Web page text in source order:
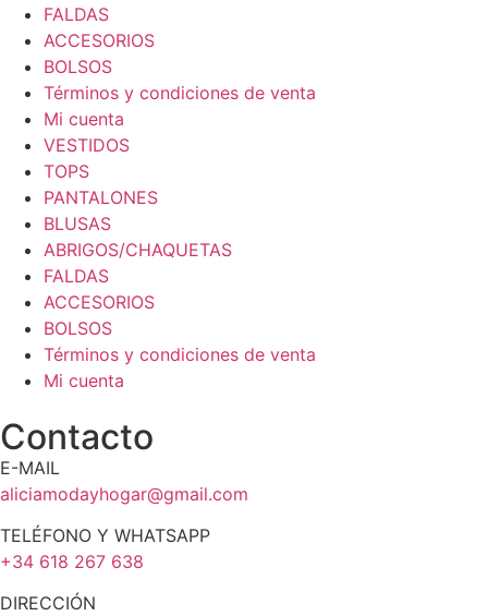
FALDAS
ACCESORIOS
BOLSOS
Términos y condiciones de venta
Mi cuenta
VESTIDOS
TOPS
PANTALONES
BLUSAS
ABRIGOS/CHAQUETAS
FALDAS
ACCESORIOS
BOLSOS
Términos y condiciones de venta
Mi cuenta
Contacto
E-MAIL
aliciamodayhogar@gmail.com
TELÉFONO Y WHATSAPP
+34 618 267 638
DIRECCIÓN